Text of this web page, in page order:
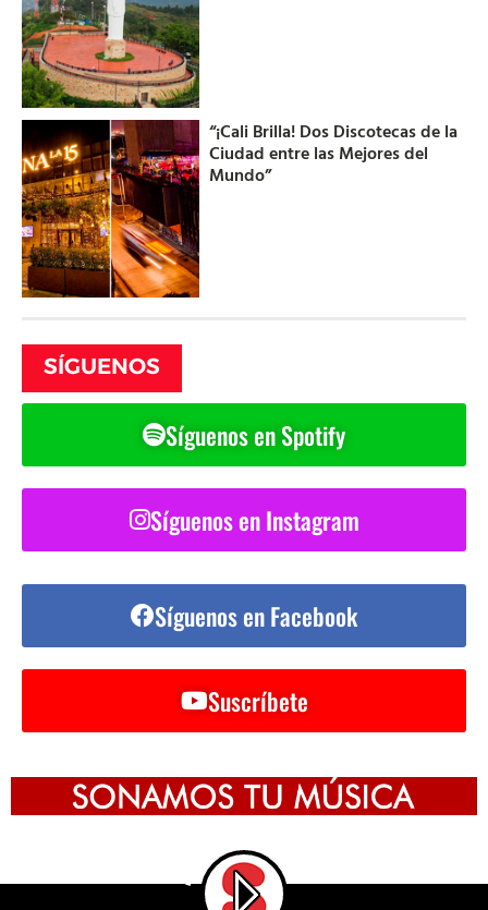
“¡Cali Brilla! Dos Discotecas de la
Ciudad entre las Mejores del
Mundo”
SÍGUENOS
Síguenos en Spotify
Síguenos en Instagram
Síguenos en Facebook
Suscríbete